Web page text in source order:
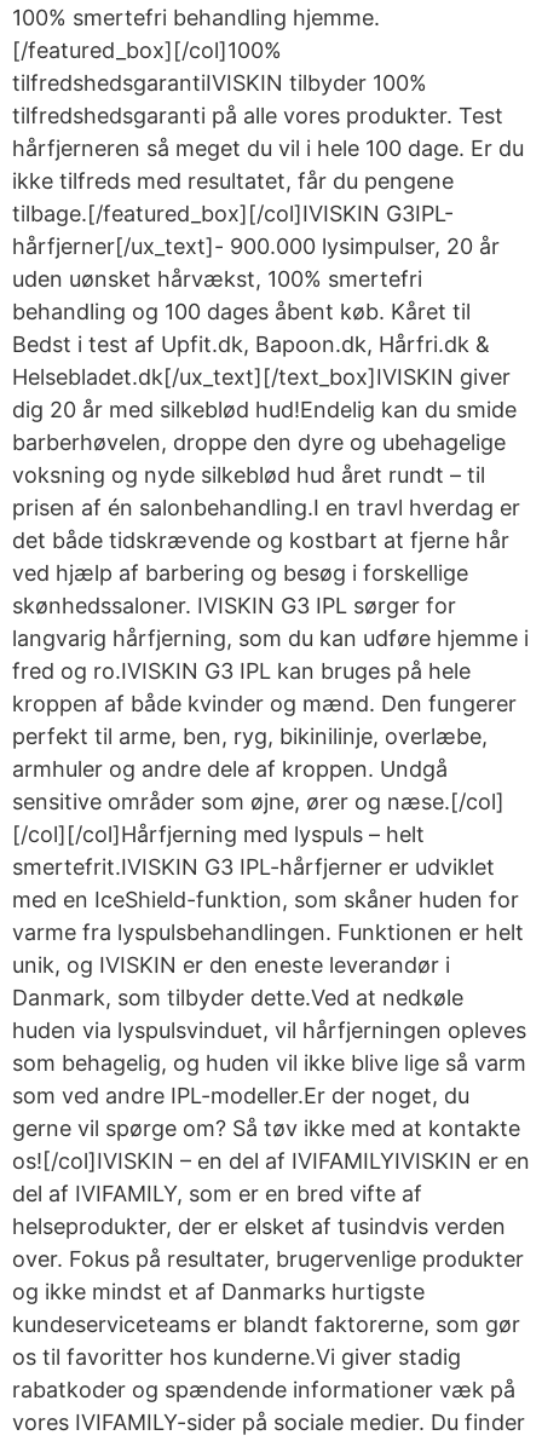
100% smertefri behandling hjemme.
[/featured_box][/col]100%
tilfredshedsgarantiIVISKIN tilbyder 100%
tilfredshedsgaranti på alle vores produkter. Test
hårfjerneren så meget du vil i hele 100 dage. Er du
ikke tilfreds med resultatet, får du pengene
tilbage.[/featured_box][/col]IVISKIN G3IPL-
hårfjerner[/ux_text]- 900.000 lysimpulser, 20 år
uden uønsket hårvækst, 100% smertefri
behandling og 100 dages åbent køb. Kåret til
Bedst i test af Upfit.dk, Bapoon.dk, Hårfri.dk &
Helsebladet.dk[/ux_text][/text_box]IVISKIN giver
dig 20 år med silkeblød hud!Endelig kan du smide
barberhøvelen, droppe den dyre og ubehagelige
voksning og nyde silkeblød hud året rundt – til
prisen af én salonbehandling.I en travl hverdag er
det både tidskrævende og kostbart at fjerne hår
ved hjælp af barbering og besøg i forskellige
skønhedssaloner. IVISKIN G3 IPL sørger for
langvarig hårfjerning, som du kan udføre hjemme i
fred og ro.IVISKIN G3 IPL kan bruges på hele
kroppen af både kvinder og mænd. Den fungerer
perfekt til arme, ben, ryg, bikinilinje, overlæbe,
armhuler og andre dele af kroppen. Undgå
sensitive områder som øjne, ører og næse.[/col]
[/col][/col]Hårfjerning med lyspuls – helt
smertefrit.IVISKIN G3 IPL-hårfjerner er udviklet
med en IceShield-funktion, som skåner huden for
varme fra lyspulsbehandlingen. Funktionen er helt
unik, og IVISKIN er den eneste leverandør i
Danmark, som tilbyder dette.Ved at nedkøle
huden via lyspulsvinduet, vil hårfjerningen opleves
som behagelig, og huden vil ikke blive lige så varm
som ved andre IPL-modeller.Er der noget, du
gerne vil spørge om? Så tøv ikke med at kontakte
os![/col]IVISKIN – en del af IVIFAMILYIVISKIN er en
del af IVIFAMILY, som er en bred vifte af
helseprodukter, der er elsket af tusindvis verden
over. Fokus på resultater, brugervenlige produkter
og ikke mindst et af Danmarks hurtigste
kundeserviceteams er blandt faktorerne, som gør
os til favoritter hos kunderne.Vi giver stadig
rabatkoder og spændende informationer væk på
vores IVIFAMILY-sider på sociale medier. Du finder